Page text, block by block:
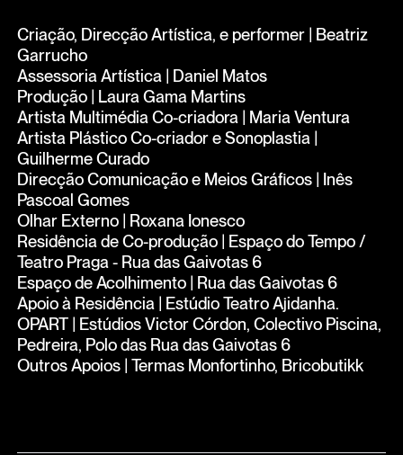
Criação, Direcção Artística, e performer | Beatriz
Garrucho
Assessoria Artística | Daniel Matos
Produção | Laura Gama Martins
Artista Multimédia Co-criadora | Maria Ventura
Artista Plástico Co-criador e Sonoplastia |
Guilherme Curado
Direcção Comunicação e Meios Gráficos | Inês
Pascoal Gomes
Olhar Externo | Roxana Ionesco
Residência de Co-produção | Espaço do Tempo /
Teatro Praga - Rua das Gaivotas 6
Espaço de Acolhimento | Rua das Gaivotas 6
Apoio à Residência | Estúdio Teatro Ajidanha.
OPART | Estúdios Victor Córdon, Colectivo Piscina,
Pedreira, Polo das Rua das Gaivotas 6
Outros Apoios | Termas Monfortinho, Bricobutikk